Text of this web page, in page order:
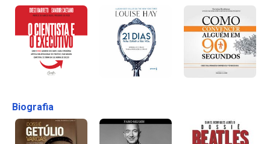
Biografia